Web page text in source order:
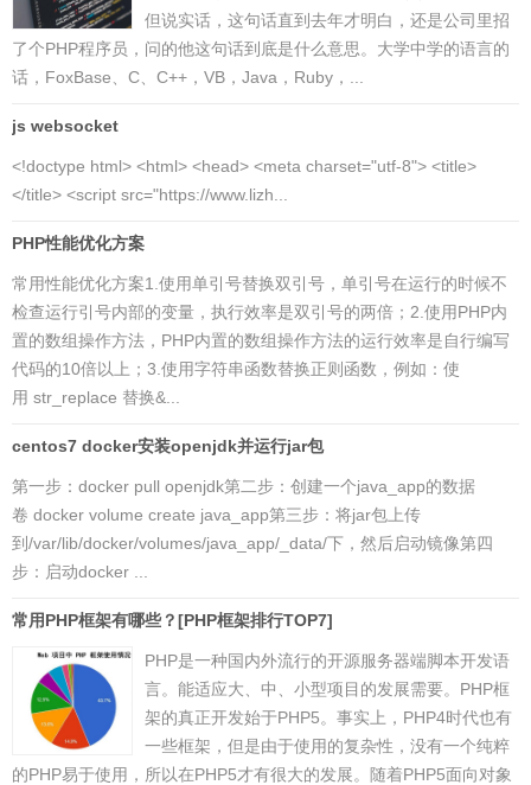
但说实话，这句话直到去年才明白，还是公司里招
了个PHP程序员，问的他这句话到底是什么意思。大学中学的语言的
话，FoxBase、C、C++，VB，Java，Ruby，...
js websocket
<!doctype html> <html> <head> <meta charset="utf-8"> <title>
</title> <script src="https://www.lizh...
PHP性能优化方案
常用性能优化方案1.使用单引号替换双引号，单引号在运行的时候不
检查运行引号内部的变量，执行效率是双引号的两倍；2.使用PHP内
置的数组操作方法，PHP内置的数组操作方法的运行效率是自行编写
代码的10倍以上；3.使用字符串函数替换正则函数，例如：使
用 str_replace 替换&...
centos7 docker安装openjdk并运行jar包
第一步：docker pull openjdk第二步：创建一个java_app的数据
卷 docker volume create java_app第三步：将jar包上传
到/var/lib/docker/volumes/java_app/_data/下，然后启动镜像第四
步：启动docker ...
常用PHP框架有哪些？[PHP框架排行TOP7]
PHP是一种国内外流行的开源服务器端脚本开发语
言。能适应大、中、小型项目的发展需要。PHP框
架的真正开发始于PHP5。事实上，PHP4时代也有
一些框架，但是由于使用的复杂性，没有一个纯粹
的PHP易于使用，所以在PHP5才有很大的发展。随着PHP5面向对象